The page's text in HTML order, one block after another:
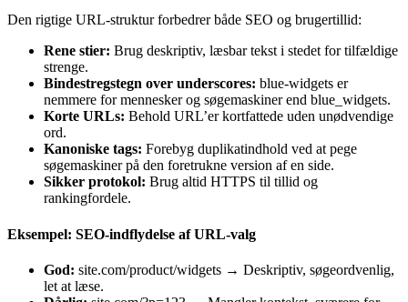
Den rigtige URL-struktur forbedrer både SEO og brugertillid:
Rene stier: Brug deskriptiv, læsbar tekst i stedet for tilfældige
strenge.
Bindestregstegn over underscores: blue-widgets er
nemmere for mennesker og søgemaskiner end blue_widgets.
Korte URLs: Behold URL’er kortfattede uden unødvendige
ord.
Kanoniske tags: Forebyg duplikatindhold ved at pege
søgemaskiner på den foretrukne version af en side.
Sikker protokol: Brug altid HTTPS til tillid og
rankingfordele.
Eksempel: SEO-indflydelse af URL-valg
God: site.com/product/widgets → Deskriptiv, søgeordvenlig,
let at læse.